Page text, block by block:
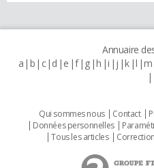
Annuaire
a b c d e f g h i j k l m
Qui sommes nous Contact
Données personnelles
Tous les articles